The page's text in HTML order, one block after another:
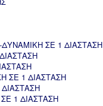
ΣΕ 1 ΔΙΑΣΤΑΣΗ
ΣΕ 1 ΔΙΑΣΤΑΣΗ
1 ΔΙΑΣΤΑΣΗ